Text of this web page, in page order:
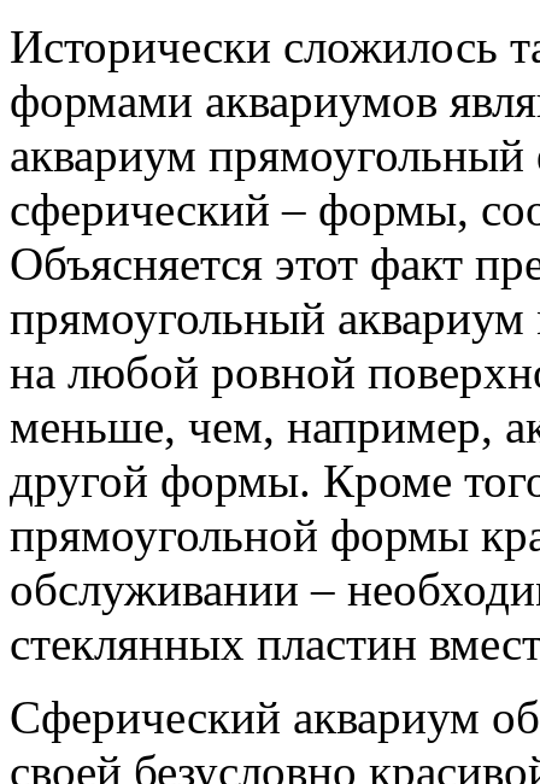
Исторически сложилось
формами аквариумов
аквариум
сферический – формы,
Объясняется этот факт
прямоугольный
на любой ровной
меньше, чем, например,
другой формы. Кроме
прямоугольной формы
обслуживании –
стеклянных пластин
Сферический аквариум
своей безусловно